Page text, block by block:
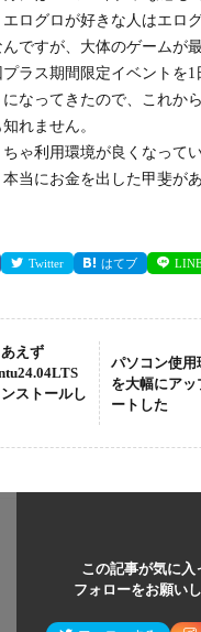
ログロが好きな人はエロ
ですが、大体のゲームが
ラス期間限定イベントを1
なってきたので、これか
れません。
ゃ利用環境が良くなって
当にお金を出した甲斐が
Twitter はてブ
えず
ストールし
パソコン使用
を大幅にアッ
ートした
この記事が気に入
フォローをお願い